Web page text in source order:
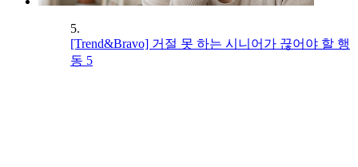
5.
[Trend&Bravo] 거절 못 하는 시니어가 끊어야 할 행
동 5